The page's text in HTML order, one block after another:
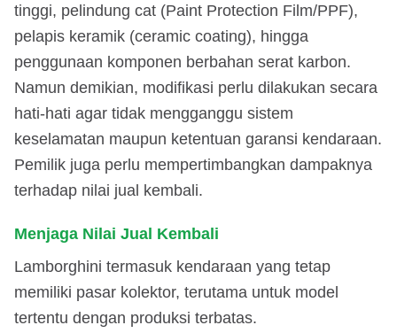
tinggi, pelindung cat (Paint Protection Film/PPF),
pelapis keramik (ceramic coating), hingga
penggunaan komponen berbahan serat karbon.
Namun demikian, modifikasi perlu dilakukan secara
hati-hati agar tidak mengganggu sistem
keselamatan maupun ketentuan garansi kendaraan.
Pemilik juga perlu mempertimbangkan dampaknya
terhadap nilai jual kembali.
Menjaga Nilai Jual Kembali
Lamborghini termasuk kendaraan yang tetap
memiliki pasar kolektor, terutama untuk model
tertentu dengan produksi terbatas.